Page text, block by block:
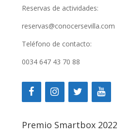
Reservas de actividades:
reservas@conocersevilla.com
Teléfono de contacto:
0034 647 43 70 88
Premio Smartbox 2022